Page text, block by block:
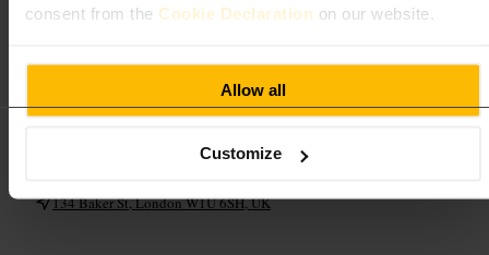
consent from the Cookie Declaration on our website.
Allow all
Customize
Planera ditt besök
Kom för en snabb lunch eller ett kvällssnack. Om ni är flera, beställ
service. Kontrollera köläget innan ni går, särskilt på kvällar.
134 Baker St, London W1U 6SH, UK